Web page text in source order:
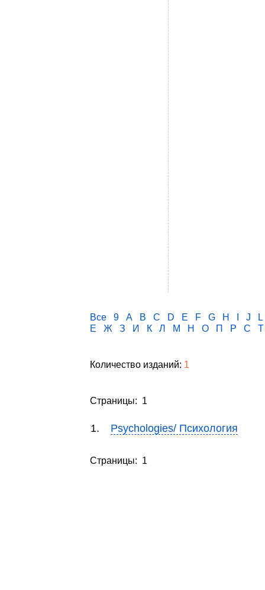
Все 9 A B C D E F G H J
L
Е
Ж З И К Л М Н О П Р С Т
Количество изданий: 1
Страницы: 1
1. Psychologies/ Психология
Страницы: 1